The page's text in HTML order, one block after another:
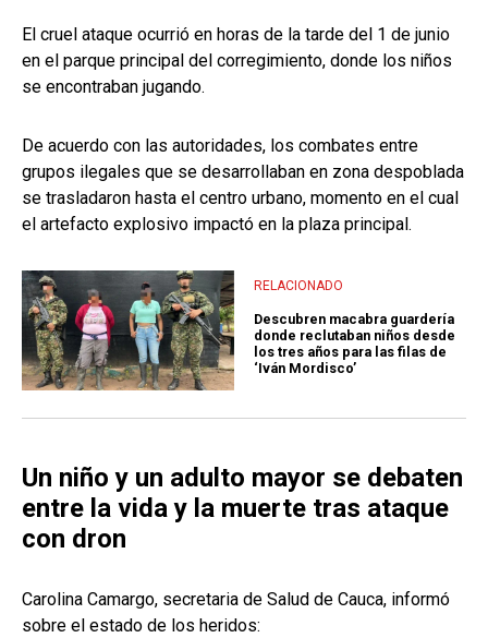
El cruel ataque ocurrió en horas de la tarde del 1 de junio
en el parque principal del corregimiento, donde los niños
se encontraban jugando.
De acuerdo con las autoridades, los combates entre
grupos ilegales que se desarrollaban en zona despoblada
se trasladaron hasta el centro urbano, momento en el cual
el artefacto explosivo impactó en la plaza principal.
RELACIONADO
Descubren macabra guardería
donde reclutaban niños desde
los tres años para las filas de
‘Iván Mordisco’
Un niño y un adulto mayor se debaten
entre la vida y la muerte tras ataque
con dron
Carolina Camargo, secretaria de Salud de Cauca, informó
sobre el estado de los heridos: